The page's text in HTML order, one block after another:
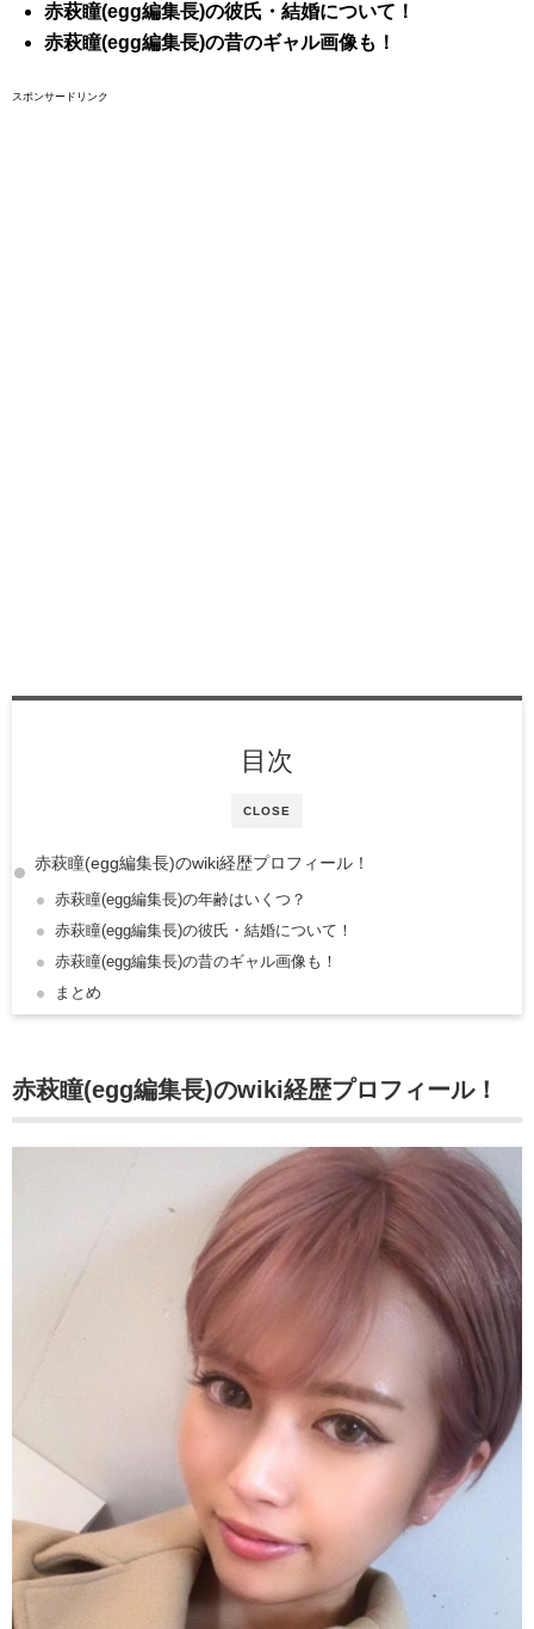
赤萩瞳(egg編集長)の彼氏・結婚について！
赤萩瞳(egg編集長)の昔のギャル画像も！
スポンサードリンク
CLOSE
目次
赤萩瞳(egg編集長)のwiki経歴プロフィール！
赤萩瞳(egg編集長)の年齢はいくつ？
赤萩瞳(egg編集長)の彼氏・結婚について！
赤萩瞳(egg編集長)の昔のギャル画像も！
まとめ
赤萩瞳(egg編集長)のwiki経歴プロフィール！